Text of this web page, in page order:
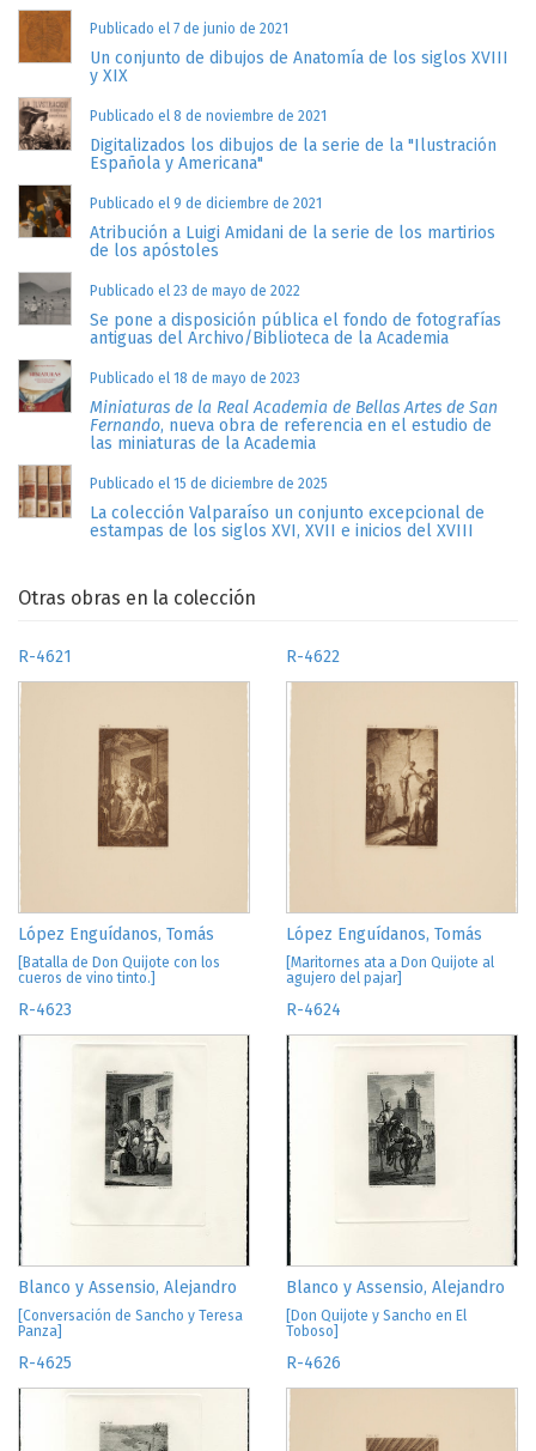
Publicado el 7 de junio de 2021
Un conjunto de dibujos de Anatomía de los siglos XVIII
y XIX
Publicado el 8 de noviembre de 2021
Digitalizados los dibujos de la serie de la "Ilustración
Española y Americana"
Publicado el 9 de diciembre de 2021
Atribución a Luigi Amidani de la serie de los martirios
de los apóstoles
Publicado el 23 de mayo de 2022
Se pone a disposición pública el fondo de fotografías
antiguas del Archivo/Biblioteca de la Academia
Publicado el 18 de mayo de 2023
Miniaturas de la Real Academia de Bellas Artes de San
Fernando, nueva obra de referencia en el estudio de
las miniaturas de la Academia
Publicado el 15 de diciembre de 2025
La colección Valparaíso un conjunto excepcional de
estampas de los siglos XVI, XVII e inicios del XVIII
Otras obras en la colección
R-4621
López Enguídanos, Tomás
[Batalla de Don Quijote con los
cueros de vino tinto.]
R-4622
López Enguídanos, Tomás
[Maritornes ata a Don Quijote al
agujero del pajar]
R-4623
Blanco y Assensio, Alejandro
[Conversación de Sancho y Teresa
Panza]
R-4624
Blanco y Assensio, Alejandro
[Don Quijote y Sancho en El
Toboso]
R-4625 R-4626